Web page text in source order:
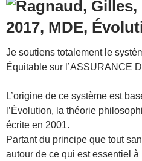
Je soutiens totalement le
Équitable sur l’ASSURANCE
L’origine de ce système est
l’Évolution, la théorie
écrite en 2001.
Partant du principe que tout
autour de ce qui est essentiel